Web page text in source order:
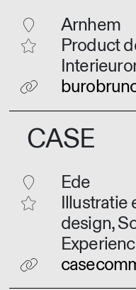
Arnhem
Product
CASE
Ede
Illustratie
design,